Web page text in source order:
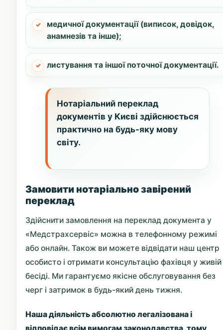
медичної документації (виписок, довідок,
анамнезів та інше);
листування та іншої поточної документації.
Нотаріальний переклад
документів у Києві здійснюється
практично на будь-яку мову
світу.
Замовити нотаріально завірений
переклад
Здійснити замовлення на переклад документа у
«Медстрахсервіс» можна в телефонному режимі
або онлайн. Також ви можете відвідати наш центр
особисто і отримати консультацію фахівця у живій
бесіді. Ми гарантуємо якісне обслуговування без
черг і затримок в будь-який день тижня.
Наша діяльність абсолютно легалізована і